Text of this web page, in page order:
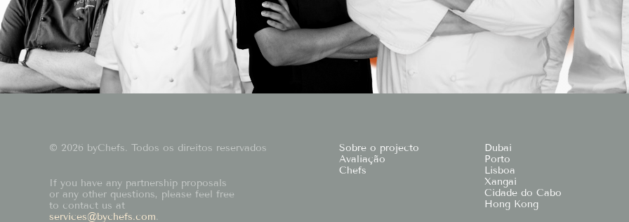
© 2026 byChefs. Todos os direitos reservados
If you have any partnership proposals
or any other questions, please feel free
to contact us at
services@bychefs.com.
Sobre o projecto
Avaliação
Chefs
Dubai
Porto
Lisboa
Xangai
Cidade do Cabo
Hong Kong